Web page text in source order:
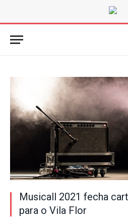
Musicall 2021 fecha
para o Vila Flor